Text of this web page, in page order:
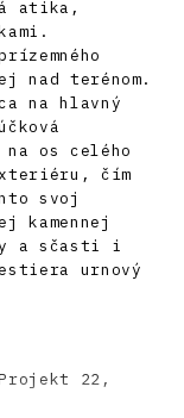
atika,
nad terénom.
na hlavný
na os celého
čím
svoj
kamennej
a sčasti i
urnový
22,